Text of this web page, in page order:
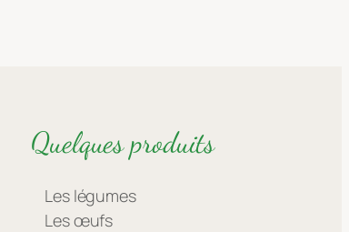
Quelques produits
Les légumes
Les œufs